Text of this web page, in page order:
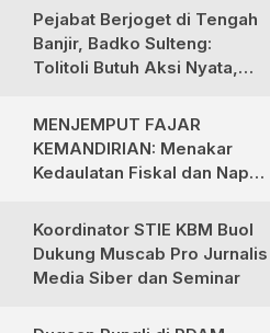
Pejabat Berjoget di Tengah
Banjir, Badko Sulteng:
Tolitoli Butuh Aksi Nyata,
MENJEMPUT FAJAR
KEMANDIRIAN: Menakar
Kedaulatan Fiskal dan Napas
Koordinator STIE KBM Buol
Dukung Muscab Pro Jurnalis
Media Siber dan Seminar